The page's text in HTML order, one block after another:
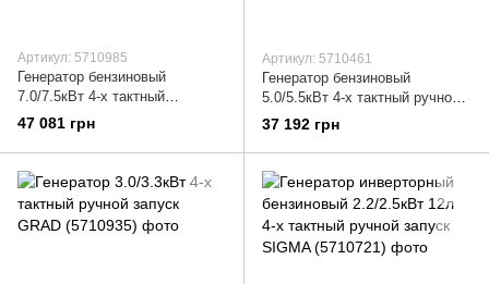
Артикул: 5710985
Генератор бензиновый
7.0/7.5кВт 4-х тактный
электрозапуск GRAD (5710985)
47 081 грн
Артикул: 5710461
Генератор бензиновый
5.0/5.5кВт 4-х тактный ручной
запуск SIGMA (5710461)
37 192 грн